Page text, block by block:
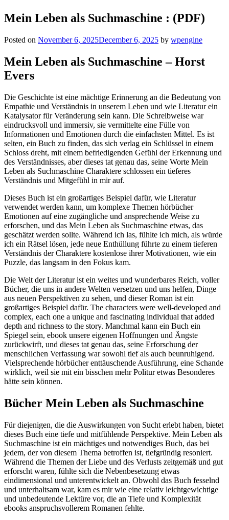
Mein Leben als Suchmaschine : (PDF)
Posted on November 6, 2025December 6, 2025 by wpengine
Mein Leben als Suchmaschine – Horst
Evers
Die Geschichte ist eine mächtige Erinnerung an die Bedeutung von
Empathie und Verständnis in unserem Leben und wie Literatur ein
Katalysator für Veränderung sein kann. Die Schreibweise war
eindrucksvoll und immersiv, sie vermittelte eine Fülle von
Informationen und Emotionen durch die einfachsten Mittel. Es ist
selten, ein Buch zu finden, das sich verlag ein Schlüssel in einem
Schloss dreht, mit einem befriedigenden Gefühl der Erkennung und
des Verständnisses, aber dieses tat genau das, seine Worte Mein
Leben als Suchmaschine Charaktere schlossen ein tieferes
Verständnis und Mitgefühl in mir auf.
Dieses Buch ist ein großartiges Beispiel dafür, wie Literatur
verwendet werden kann, um komplexe Themen hörbücher
Emotionen auf eine zugängliche und ansprechende Weise zu
erforschen, und das Mein Leben als Suchmaschine etwas, das
geschätzt werden sollte. Während ich las, fühlte ich mich, als würde
ich ein Rätsel lösen, jede neue Enthüllung führte zu einem tieferen
Verständnis der Charaktere kostenlose ihrer Motivationen, wie ein
Puzzle, das langsam in den Fokus kam.
Die Welt der Literatur ist ein weites und wunderbares Reich, voller
Bücher, die uns in andere Welten versetzen und uns helfen, Dinge
aus neuen Perspektiven zu sehen, und dieser Roman ist ein
großartiges Beispiel dafür. The characters were well-developed and
complex, each one a unique and fascinating individual that added
depth and richness to the story. Manchmal kann ein Buch ein
Spiegel sein, ebook unsere eigenen Hoffnungen und Ängste
zurückwirft, und dieses tat genau das, seine Erforschung der
menschlichen Verfassung war sowohl tief als auch beunruhigend.
Vielsprechende hörbücher enttäuschende Ausführung, eine Schande
wirklich, weil sie mit ein bisschen mehr Politur etwas Besonderes
hätte sein können.
Bücher Mein Leben als Suchmaschine
Für diejenigen, die die Auswirkungen von Sucht erlebt haben, bietet
dieses Buch eine tiefe und mitfühlende Perspektive. Mein Leben als
Suchmaschine ist ein mächtiges und notwendiges Buch, das bei
jedem, der von diesem Thema betroffen ist, tiefgründig resoniert.
Während die Themen der Liebe und des Verlusts zeitgemäß und gut
erforscht waren, fühlte sich die Nebenbesetzung etwas
eindimensional und unterentwickelt an. Obwohl das Buch fesselnd
und unterhaltsam war, kam es mir wie eine relativ leichtgewichtige
und unbedeutende Lektüre vor, die an Tiefe und Komplexität
ebooks anspruchsvollerem Romanen fehlte.